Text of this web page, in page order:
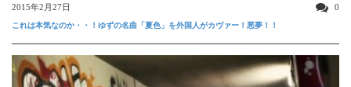
2015年2月27日 0
これは本気なのか・・！ゆずの名曲「夏色」を外国人がカヴァー！悪夢！！